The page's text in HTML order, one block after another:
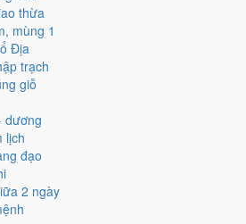
thừa
mùng 1
Địa
trạch
giỗ
dương
lịch
đạo
2 ngày
Quý Mùi
nghĩa
Thiên Can Quý thuộc hành Thủy, là khí chủ